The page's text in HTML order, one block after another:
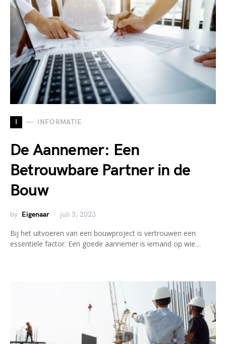
I INFORMATIE
De Aannemer: Een
Betrouwbare Partner in de
Bouw
by Eigenaar juli 3, 2023
Bij het uitvoeren van een bouwproject is vertrouwen een
essentiële factor. Een goede aannemer is iemand op wie…